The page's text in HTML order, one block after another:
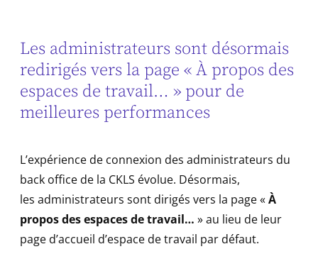
Les administrateurs sont désormais
redirigés vers la page « À propos des
espaces de travail… » pour de
meilleures performances
L’expérience de connexion des administrateurs du
back office de la CKLS évolue. Désormais,
les administrateurs sont dirigés vers la page «À
propos des espaces de travail… » au lieu de leur
page d’accueil d’espace de travail par défaut.